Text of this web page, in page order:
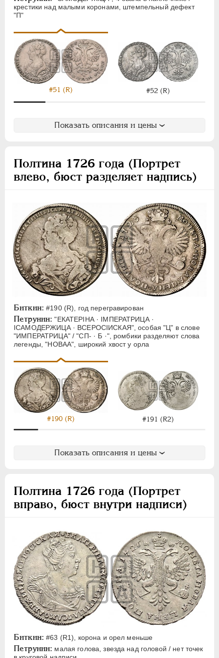
крестики над малыми коронами, штемпельный дефект
"П"
#51 (R) #52 (R)
Показать описания и цены
Полтина 1726 года (Портрет
влево, бюст разделяет надпись)
Биткин: #190 (R), год перегравирован
Петрунин: "ЕКАТЕРIНА · IМПЕРАТРИЦА ·
IСАМОДЕРЖИЦА · ВСЕРОСIИСКАЯ", особая "Ц" в слове
"ИМПЕРАТРИЦА" / "СП- · Б ·", ромбики разделяют слова
легенды, "НОВАА", широкий хвост у орла
#190 (R) #191 (R2)
Показать описания и цены
Полтина 1726 года (Портрет
вправо, бюст внутри надписи)
Биткин: #63 (R1), корона и орел меньше
Петрунин: малая голова, звезда над головой / нет точек
НИКОЛАЙ II
1894-1917
ВРЕМЕННОЕ ПРАВ.
ИНОСТРАННЫЕ 1768-1918